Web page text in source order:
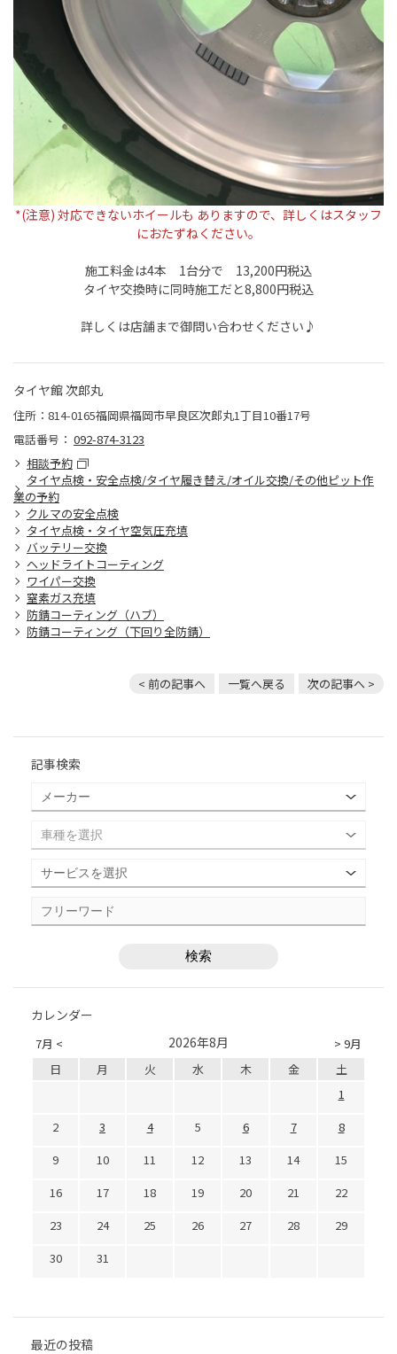
*(注意) 対応できないホイールも ありますので、詳しくはスタッフ
におたずねください。
施工料金は4本 1台分で 13,200円税込
タイヤ交換時に同時施工だと8,800円税込
詳しくは店舗まで御問い合わせください♪
タイヤ館 次郎丸
住所：814-0165福岡県福岡市早良区次郎丸1丁目10番17号
電話番号： 092-874-3123
相談予約
タイヤ点検・安全点検/タイヤ履き替え/オイル交換/その他ピット作
業の予約
クルマの安全点検
タイヤ点検・タイヤ空気圧充填
バッテリー交換
ヘッドライトコーティング
ワイパー交換
窒素ガス充填
防錆コーティング（ハブ）
防錆コーティング（下回り全防錆）
< 前の記事へ 一覧へ戻る 次の記事へ >
記事検索
カレンダー
7月 < > 9月
2026年8月
日 月 火 水 木 金
土
1
2
3 4 5 6 7
8
9
10 11 12 13 14
15
16
17 18 19 20 21
22
23
24 25 26 27 28
29
30
31
最近の投稿